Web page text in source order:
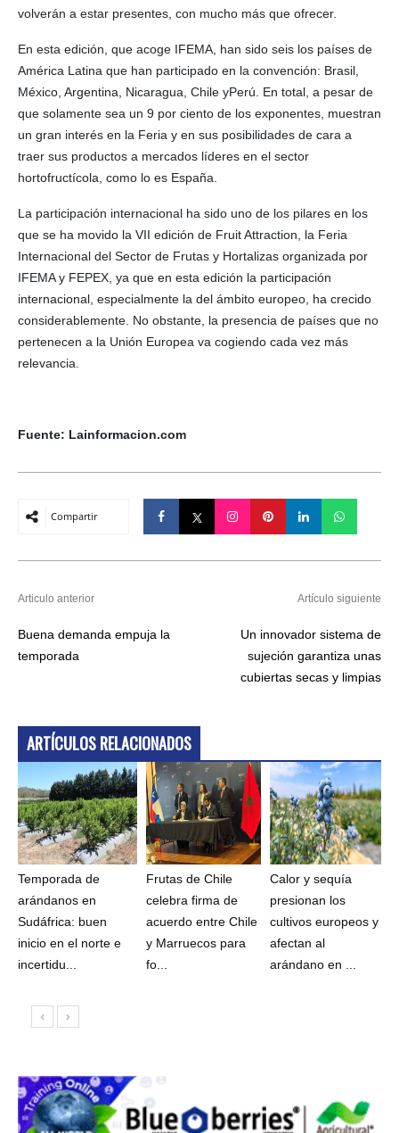
volverán a estar presentes, con mucho más que ofrecer.
En esta edición, que acoge IFEMA, han sido seis los países de
América Latina que han participado en la convención: Brasil,
México, Argentina, Nicaragua, Chile yPerú. En total, a pesar de
que solamente sea un 9 por ciento de los exponentes, muestran
un gran interés en la Feria y en sus posibilidades de cara a
traer sus productos a mercados líderes en el sector
hortofructícola, como lo es España.
La participación internacional ha sido uno de los pilares en los
que se ha movido la VII edición de Fruit Attraction, la Feria
Internacional del Sector de Frutas y Hortalizas organizada por
IFEMA y FEPEX, ya que en esta edición la participación
internacional, especialmente la del ámbito europeo, ha crecido
considerablemente. No obstante, la presencia de países que no
pertenecen a la Unión Europea va cogiendo cada vez más
relevancia.
Fuente: Lainformacion.com
Compartir
Articulo anterior
Buena demanda empuja la
temporada
Artículo siguiente
Un innovador sistema de
sujeción garantiza unas
cubiertas secas y limpias
ARTÍCULOS RELACIONADOS
Temporada de
arándanos en
Sudáfrica: buen
inicio en el norte e
incertidu...
Frutas de Chile
celebra firma de
acuerdo entre Chile
y Marruecos para
fo...
Calor y sequía
presionan los
cultivos europeos y
afectan al
arándano en ...